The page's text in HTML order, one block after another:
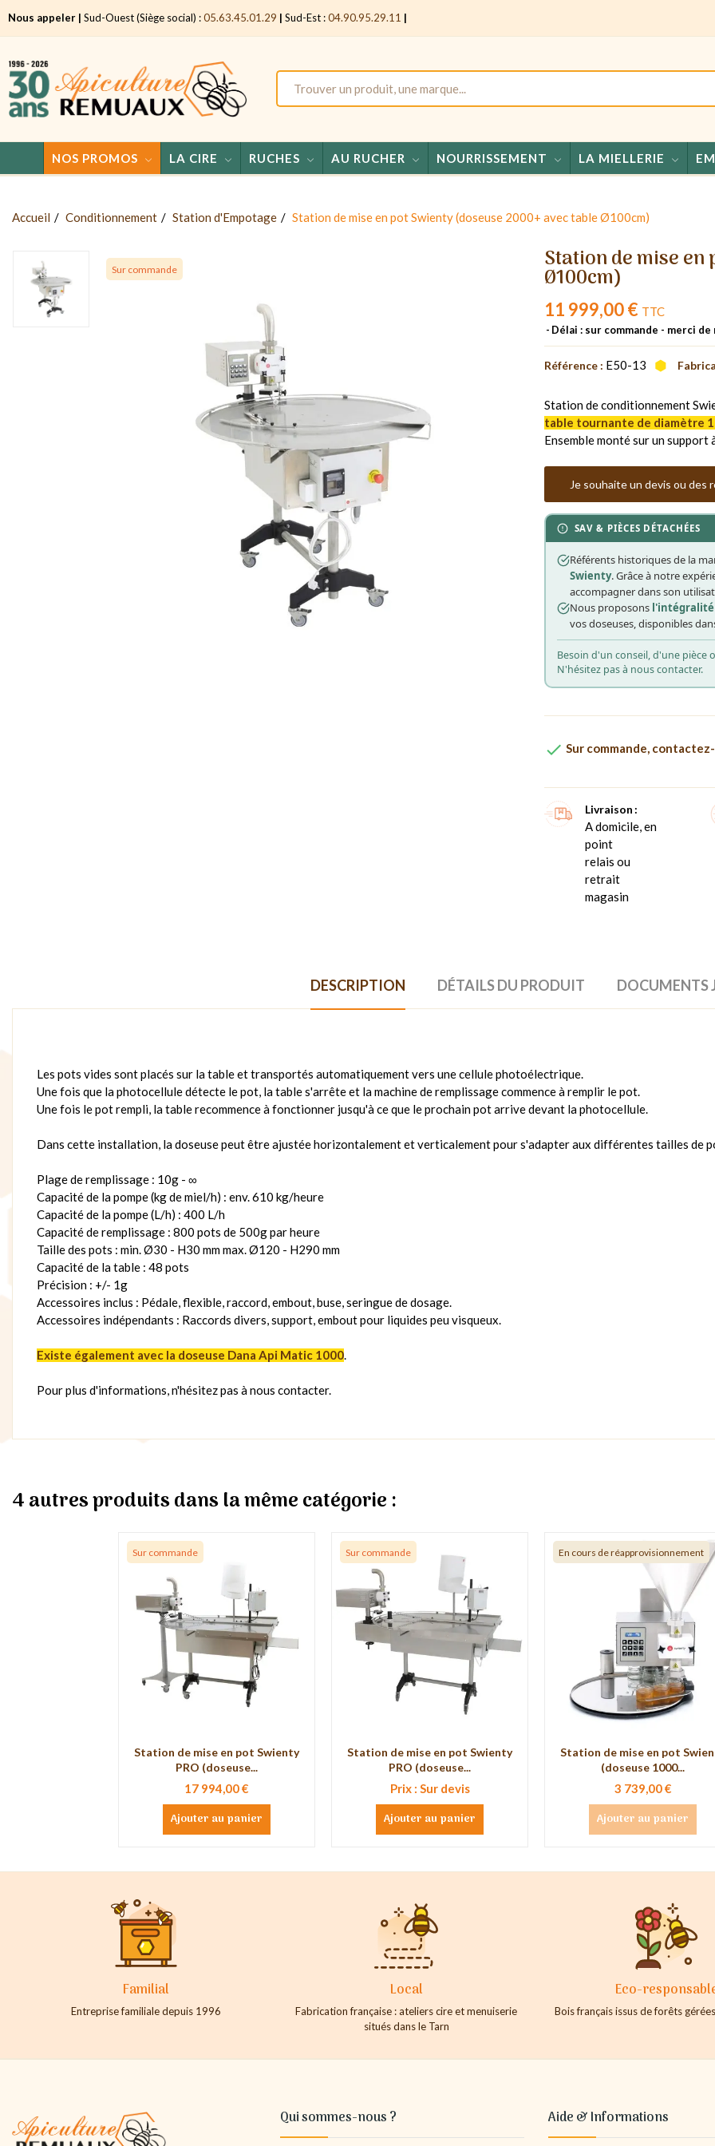
Nous appeler | Sud-Ouest (Siège social) :05.63.45.01.29 | Sud-Est :04.90.95.29.11 |
NOS PROMOS LA CIRE RUCHES AU RUCHER NOURRISSEMENT LA MIELLERIE
Accueil Conditionnement Station d'Empotage Station de mise en pot Swienty (doseuse 2000+ avec table Ø100cm)
Sur commande Station de mise
Ø100cm)
11 999,00 € TTC
Délai : sur commande - merci
Référence : E50-13
Station de conditionnement
table tournante de diamètre
Ensemble monté sur un support
Je souhaite un devis ou des
SAV & PIÈCES DÉTACHÉES
Référents historiques de la
Swienty. Grâce à notre
accompagner dans son
Nous proposons l'intégralité
vos doseuses, disponibles
Besoin d'un conseil, d'une pièce
N'hésitez pas à nous contacter.
 Sur commande,
Livraison
A domicile, en
point
relais ou
retrait
magasin
DESCRIPTION DÉTAILS DU PRODUIT DOCUMENTS
Les pots vides sont placés sur la table et transportés automatiquement vers une cellule photoélectrique.
Une fois que la photocellule détecte le pot, la table s'arrête et la machine de remplissage commence à remplir le pot.
Une fois le pot rempli, la table recommence à fonctionner jusqu'à ce que le prochain pot arrive devant la photocellule.
Dans cette installation, la doseuse peut être ajustée horizontalement et verticalement pour s'adapter aux différentes tailles de
Plage de remplissage : 10g - ∞
Capacité de la pompe (kg de miel/h) : env. 610 kg/heure
Capacité de la pompe (L/h) : 400 L/h
Capacité de remplissage : 800 pots de 500g par heure
Taille des pots : min. Ø30 - H30 mm max. Ø120 - H290 mm
Capacité de la table : 48 pots
Précision : +/- 1g
Accessoires inclus : Pédale, flexible, raccord, embout, buse, seringue de dosage.
Accessoires indépendants : Raccords divers, support, embout pour liquides peu visqueux.
Existe également avec la doseuse Dana Api Matic 1000.
Pour plus d'informations, n'hésitez pas à nous contacter.
4 autres produits dans la même catégorie :
Sur commande
Station de mise en pot Swienty
PRO (doseuse...
17 994,00 €
Ajouter au panier
Sur commande
Station de mise en pot Swienty
PRO (doseuse...
Prix : Sur devis
Ajouter au panier
En cours de réapprovisionnement
Station de mise en pot
(doseuse 1000...
3 739,00 €
Ajouter au panier
Familial
Entreprise familiale depuis 1996
Local
Fabrication française : ateliers cire et menuiserie
situés dans le Tarn
Eco-
Bois français issus de forêts
Qui sommes-nous ? Aide & Informations